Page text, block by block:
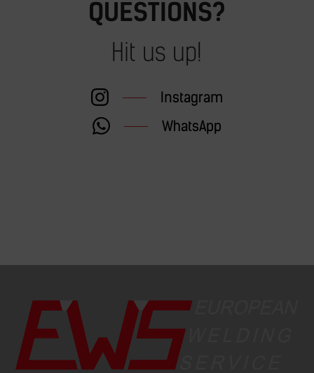
QUESTIONS?
Hit us up!
Instagram
WhatsApp